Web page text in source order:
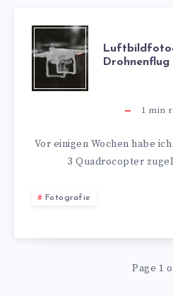
&
|
1 min
Vor einigen Wochen habe
3 Quadrocopter
Fotografie
Page 1